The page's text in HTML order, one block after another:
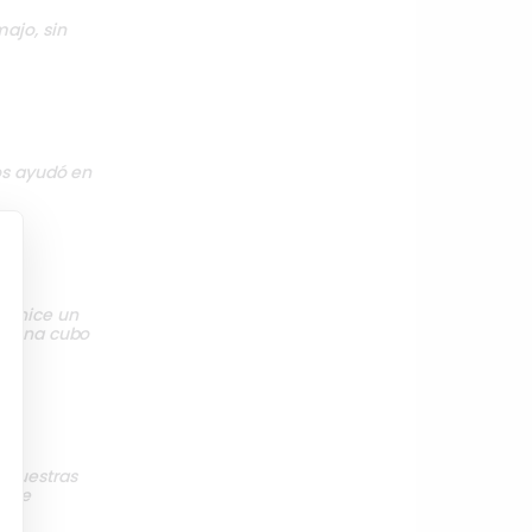
sin
ayudó en
hice un
una cubo
nuestras
fue